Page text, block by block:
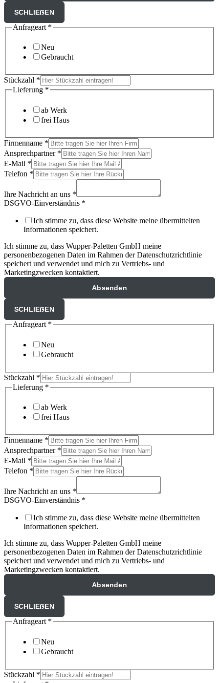
SCHLIEẞEN
Anfrageart *
Neu
Gebraucht
Stückzahl *
Lieferung *
ab Werk
frei Haus
Firmenname *
Ansprechpartner *
E-Mail *
Telefon *
Ihre Nachricht an uns *
DSGVO-Einverständnis *
Ich stimme zu, dass diese Website meine übermittelten
Informationen speichert.
Ich stimme zu, dass Wupper-Paletten GmbH meine
personenbezogenen Daten im Rahmen der Datenschutzrichtlinie
speichert und verwendet und mich zu Vertriebs- und
Marketingzwecken kontaktiert.
Absenden
SCHLIEẞEN
Anfrageart *
Neu
Gebraucht
Stückzahl *
Lieferung *
ab Werk
frei Haus
Firmenname *
Ansprechpartner *
E-Mail *
Telefon *
Ihre Nachricht an uns *
DSGVO-Einverständnis *
Ich stimme zu, dass diese Website meine übermittelten
Informationen speichert.
Ich stimme zu, dass Wupper-Paletten GmbH meine
personenbezogenen Daten im Rahmen der Datenschutzrichtlinie
speichert und verwendet und mich zu Vertriebs- und
Marketingzwecken kontaktiert.
Absenden
SCHLIEẞEN
Anfrageart *
Neu
Gebraucht
Stückzahl *